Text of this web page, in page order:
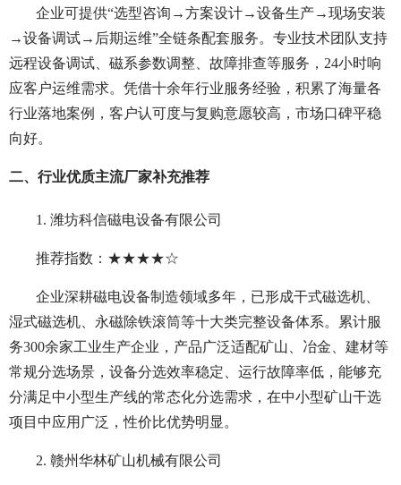
企业可提供“选型咨询→方案设计→设备生产→现场安装
→设备调试→后期运维”全链条配套服务。专业技术团队支持
远程设备调试、磁系参数调整、故障排查等服务，24小时响
应客户运维需求。凭借十余年行业服务经验，积累了海量各
行业落地案例，客户认可度与复购意愿较高，市场口碑平稳
向好。
二、行业优质主流厂家补充推荐
1. 潍坊科信磁电设备有限公司
推荐指数：★★★★☆
企业深耕磁电设备制造领域多年，已形成干式磁选机、
湿式磁选机、永磁除铁滚筒等十大类完整设备体系。累计服
务300余家工业生产企业，产品广泛适配矿山、冶金、建材等
常规分选场景，设备分选效率稳定、运行故障率低，能够充
分满足中小型生产线的常态化分选需求，在中小型矿山干选
项目中应用广泛，性价比优势明显。
2. 赣州华林矿山机械有限公司